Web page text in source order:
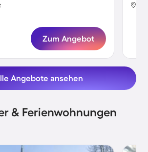
Zum Angebot
Angebote ansehen
& Ferienwohnungen